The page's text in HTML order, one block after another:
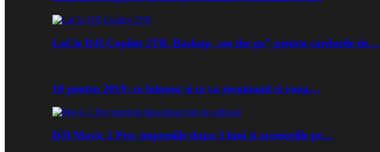
LaCie DJI Copilot 2TB. Backup „on the go” pentru cardurile de…
10 pentru 2019: ce folosesc si ce va recomand si voua…
DJI Mavic 2 Pro: impresiile dupa 3 luni si accesoriile pe…